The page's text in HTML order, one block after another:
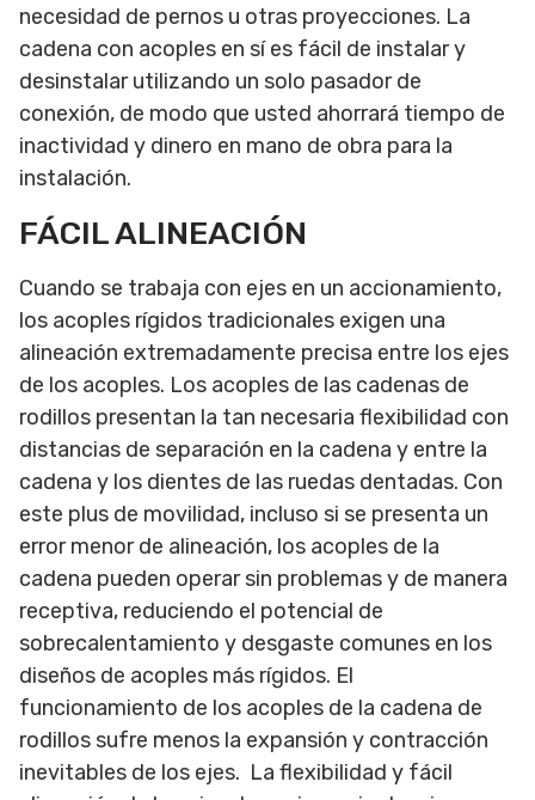
necesidad de pernos u otras proyecciones. La
cadena con acoples en sí es fácil de instalar y
desinstalar utilizando un solo pasador de
conexión, de modo que usted ahorrará tiempo de
inactividad y dinero en mano de obra para la
instalación.
FÁCIL ALINEACIÓN
Cuando se trabaja con ejes en un accionamiento,
los acoples rígidos tradicionales exigen una
alineación extremadamente precisa entre los ejes
de los acoples. Los acoples de las cadenas de
rodillos presentan la tan necesaria flexibilidad con
distancias de separación en la cadena y entre la
cadena y los dientes de las ruedas dentadas. Con
este plus de movilidad, incluso si se presenta un
error menor de alineación, los acoples de la
cadena pueden operar sin problemas y de manera
receptiva, reduciendo el potencial de
sobrecalentamiento y desgaste comunes en los
diseños de acoples más rígidos. El
funcionamiento de los acoples de la cadena de
rodillos sufre menos la expansión y contracción
inevitables de los ejes. La flexibilidad y fácil